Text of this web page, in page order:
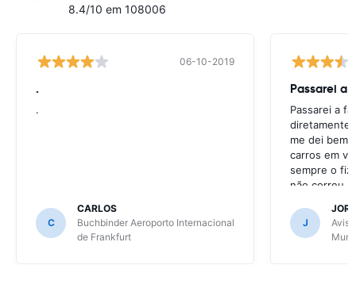
8.4/10 em 108006
06-10-2019
.
.
C
CARLOS
Buchbinder Aeroporto Internacional
de Frankfurt
Passarei a
Passarei a
diretamente
me dei bem
carros em
sempre o fiz
não correu
J
Avis